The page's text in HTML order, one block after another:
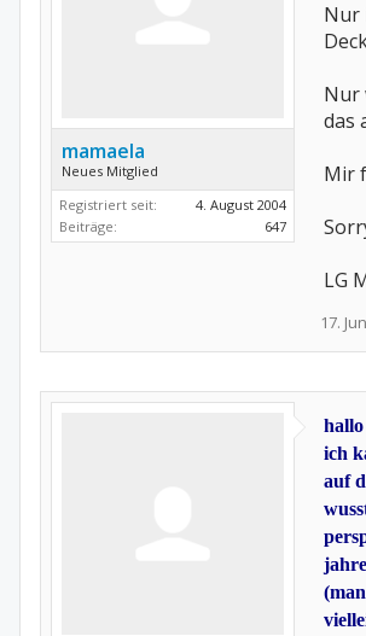
mamaela
Neues Mitglied
Registriert seit:
4. August 2004
Beiträge:
647
Nur
Nur
das
Mir
LG
17.
hallo
ich
auf